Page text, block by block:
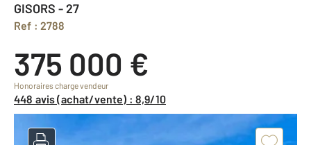
GISORS - 27
Ref : 2788
375 000 €
Honoraires charge vendeur
448 avis (achat/vente) : 8,9/10